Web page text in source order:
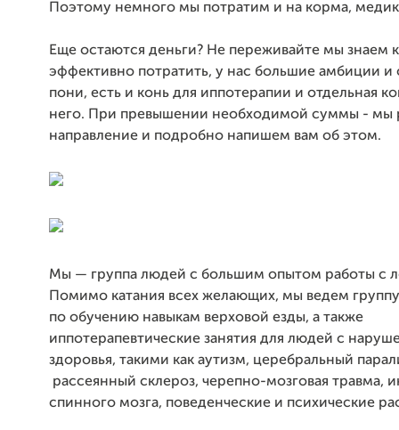
Поэтому немного мы потратим и на корма,
Еще остаются деньги? Не переживайте мы знаем
эффективно потратить, у нас большие амбиции
пони, есть и конь для иппотерапии и отдельная
него. При превышении необходимой суммы - мы
направление и подробно напишем вам об этом.
Мы — группа людей с большим опытом работы с
Помимо катания всех желающих, мы ведем
по обучению навыкам верховой езды, а также
иппотерапевтические занятия для людей с
здоровья, такими как аутизм, церебральный
рассеянный склероз, черепно-мозговая травма,
спинного мозга, поведенческие и психические